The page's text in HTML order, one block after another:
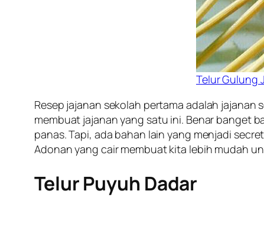
Telur Gulung
Resep jajanan sekolah pertama adalah
membuat jajanan yang satu ini. Benar banget
panas. Tapi, ada bahan lain yang menjadi
Adonan yang cair membuat kita lebih mudah
Telur Puyuh Dadar